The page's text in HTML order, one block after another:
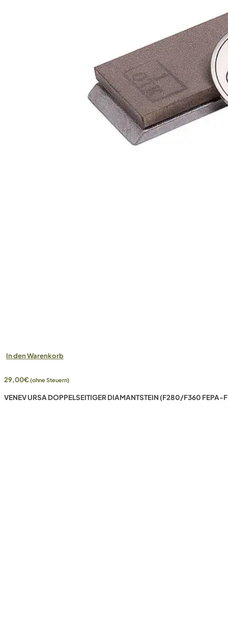
In den Warenkorb
29,00€(ohne Steuern)
VENEV URSA DOPPELSEITIGER DIAMANTSTEIN (F280/F360 FEPA-